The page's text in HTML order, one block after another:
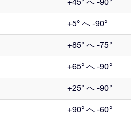
+5° へ -90°
+85° へ -75°
+65° へ -90°
+25° へ -90°
+90° へ -60°